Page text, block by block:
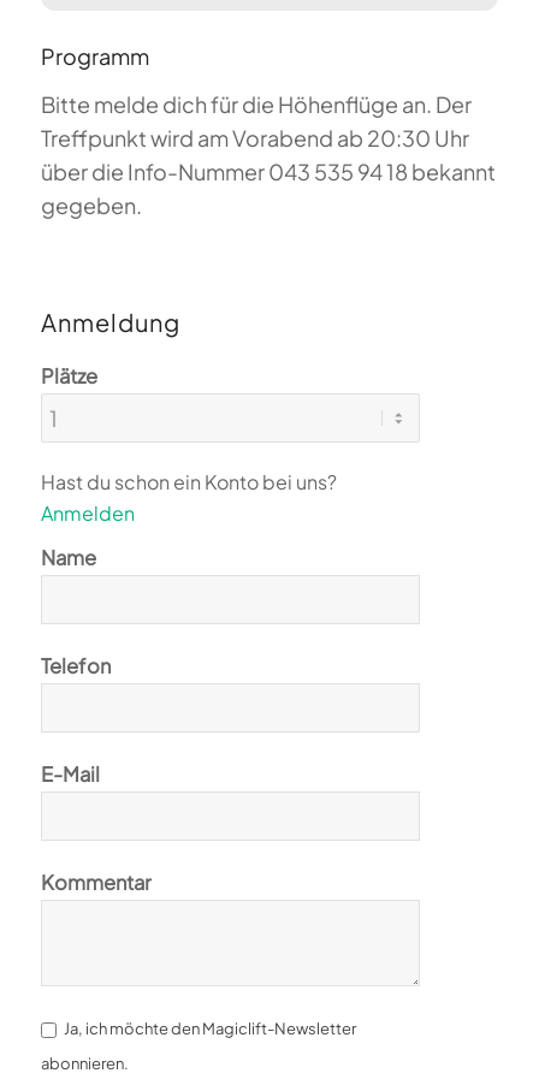
Programm
Bitte melde dich für die Höhenflüge an. Der
Treffpunkt wird am Vorabend ab 20:30 Uhr
über die Info-Nummer 043 535 94 18 bekannt
gegeben.
Anmeldung
Plätze
Hast du schon ein Konto bei uns?
Anmelden
Name
Telefon
E-Mail
Kommentar
Ja, ich möchte den Magiclift-Newsletter
abonnieren.